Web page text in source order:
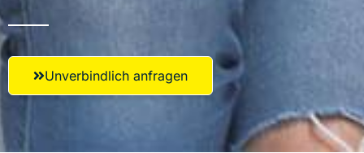
Unverbindlich anfragen